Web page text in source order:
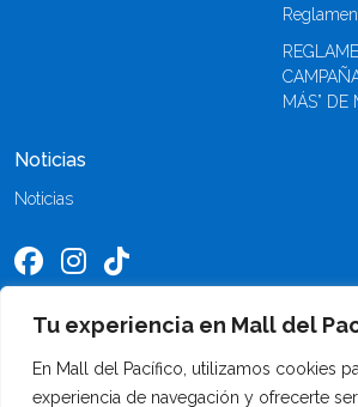
Tu experiencia en Mall del
En Mall del Pacífico, utilizamos cookies
experiencia de navegación y ofrecerte
MÁS” DE
Noticias
Noticias
©2026 Mall del Pacífico. Todos los derechos